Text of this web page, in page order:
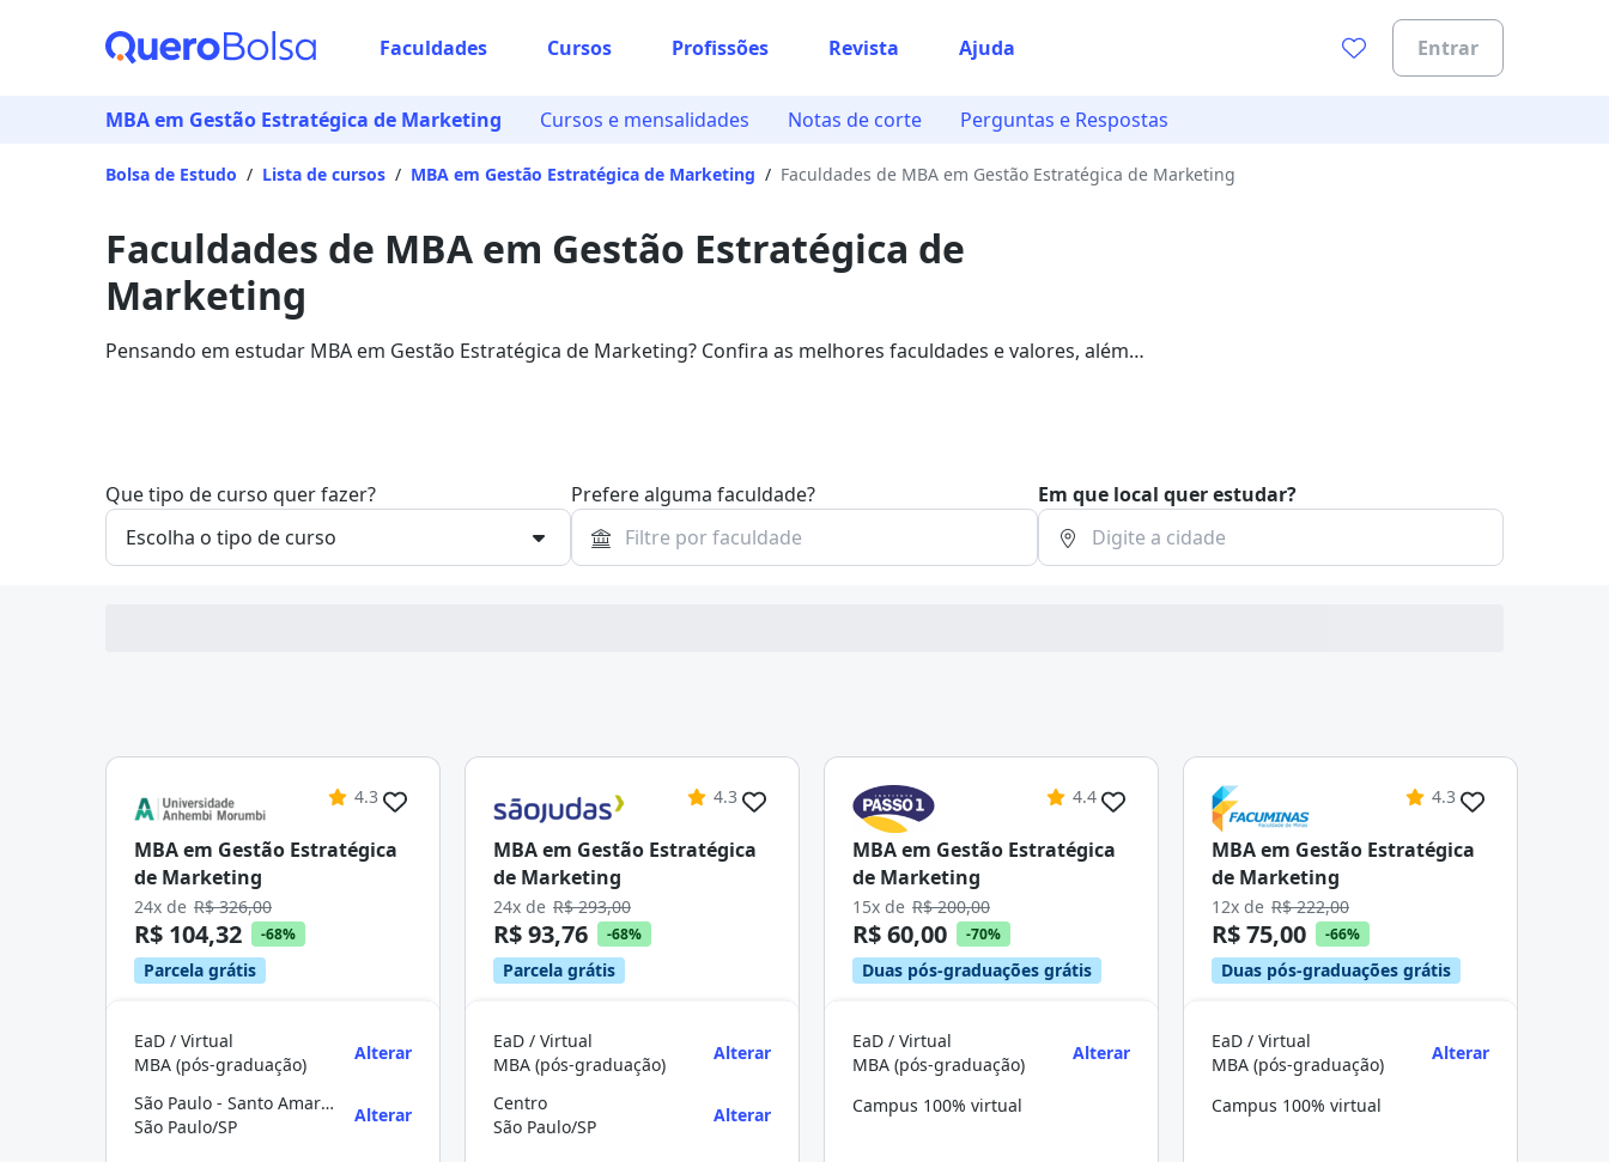
Faculdades Cursos Profissões Revista Ajuda Entrar
MBA em Gestão Estratégica de Marketing Cursos e mensalidades Notas de corte Perguntas e Respostas
Bolsa de Estudo / Lista de cursos / MBA em Gestão Estratégica de Marketing / Faculdades de MBA em Gestão Estratégica de Marketing
Faculdades de MBA em Gestão Estratégica de
Marketing
Pensando em estudar MBA em Gestão Estratégica de Marketing? Confira as melhores faculdades e valores, além
Que tipo de curso quer fazer? Prefere alguma faculdade? Em que local quer estudar?
4.3
MBA em Gestão Estratégica
de Marketing
24x de R$ 326,00
R$ 104,32 -68%
Parcela grátis
EaD / Virtual
MBA (pós-graduação)
Alterar
São Paulo - Santo Amaro Adolfo Pinheiro
São Paulo/SP
Alterar
4.3
MBA em Gestão Estratégica
de Marketing
24x de R$ 293,00
R$ 93,76 -68%
Parcela grátis
EaD / Virtual
MBA (pós-graduação)
Alterar
Centro
São Paulo/SP
Alterar
4.4
MBA em Gestão Estratégica
de Marketing
15x de R$ 200,00
R$ 60,00 -70%
Duas pós-graduações grátis
EaD / Virtual
MBA (pós-graduação)
Alterar
Campus 100% virtual
4.3
MBA em Gestão Estratégica
de Marketing
12x de R$ 222,00
R$ 75,00 -66%
Duas pós-graduações grátis
EaD / Virtual
MBA (pós-graduação)
Alterar
Campus 100% virtual